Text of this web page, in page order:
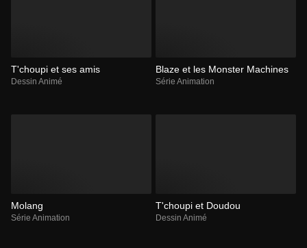
T'choupi et ses amis
Dessin Animé
Blaze et les Monster Machines
Série Animation
Molang
Série Animation
T'choupi et Doudou
Dessin Animé